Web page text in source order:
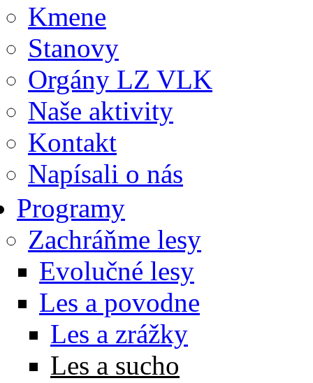
Kmene
Stanovy
Orgány LZ VLK
Naše aktivity
Kontakt
Napísali o nás
Programy
Zachráňme lesy
Evolučné lesy
Les a povodne
Les a zrážky
Les a sucho